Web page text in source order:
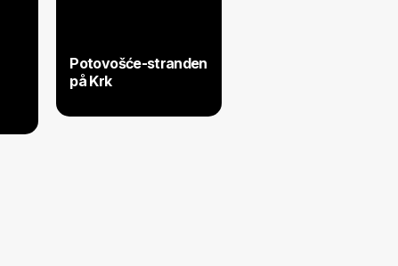
Potovošće-stranden
på Krk